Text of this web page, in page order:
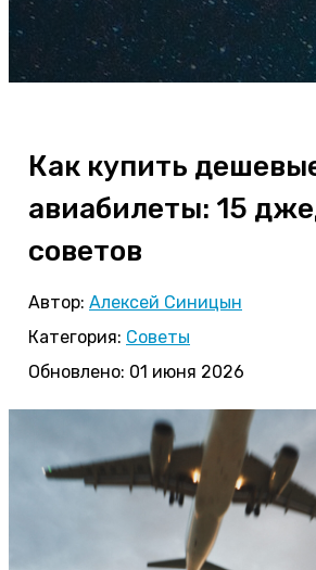
Как купить
авиабилеты: 15
советов
Автор: Алексей Синицын
Категория: Советы
Обновлено: 01 июня 2026